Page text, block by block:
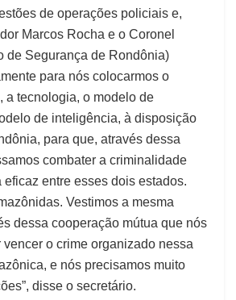
de operações policiais e,
Marcos Rocha e o Coronel
de Segurança de Rondônia)
para nós colocarmos o
a tecnologia, o modelo de
de inteligência, à disposição
para que, através dessa
combater a criminalidade
eficaz entre esses dois estados.
Vestimos a mesma
dessa cooperação mútua que nós
o crime organizado nessa
e nós precisamos muito
disse o secretário.